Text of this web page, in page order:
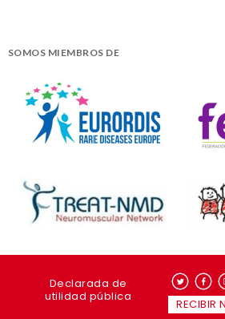
SOMOS MIEMBROS DE
Declarada de
utilidad pública
RECIBIR